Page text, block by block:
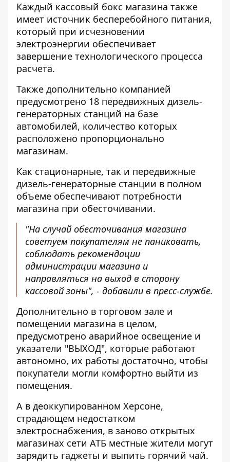
Каждый кассовый бокс магазина также
имеет источник бесперебойного питания,
который при исчезновении
электроэнергии обеспечивает
завершение технологического процесса
расчета.
Также дополнительно компанией
предусмотрено 18 передвижных дизель-
генераторных станций на базе
автомобилей, количество которых
расположено пропорционально
магазинам.
Как стационарные, так и передвижные
дизель-генераторные станции в полном
объеме обеспечивают потребности
магазина при обесточивании.
"На случай обесточивания магазина
советуем покупателям не паниковать,
соблюдать рекомендации
администрации магазина и
направляться на выход в сторону
кассовой зоны", - добавили в пресс-службе.
Дополнительно в торговом зале и
помещении магазина в целом,
предусмотрено аварийное освещение и
указатели "ВЫХОД", которые работают
автономно, их работы достаточно, чтобы
покупатели могли комфортно выйти из
помещения.
А в деоккупированном Херсоне,
страдающем недостатком
электроснабжения, в заново открытых
магазинах сети АТБ местные жители могут
зарядить гаджеты и выпить горячий чай.